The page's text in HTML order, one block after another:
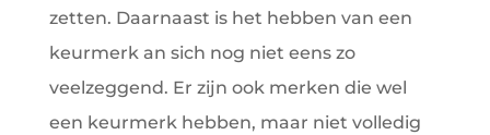
zetten. Daarnaast is het hebben van een
keurmerk an sich nog niet eens zo
veelzeggend. Er zijn ook merken die wel
een keurmerk hebben, maar niet volledig